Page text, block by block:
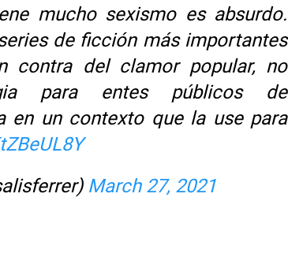
mucho sexismo es absurdo.
de ficción más importantes
contra del clamor popular, no
para entes públicos de
en un contexto que la use para
March 27, 2021